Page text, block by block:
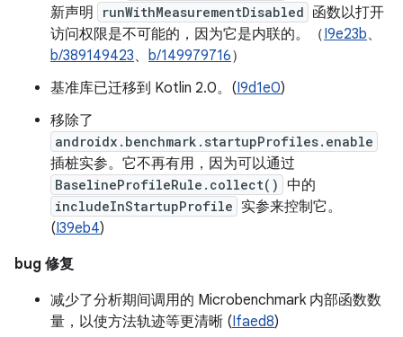
新声明
runWithMeasurementDisabled 函数以打开
访问权限是不可能的，因为它是内联的。（I9e23b、
b/389149423、 b/149979716）
基准库已迁移到 Kotlin 2.0。(I9d1e0)
移除了
androidx.benchmark.startupProfiles.enable
插桩实参。它不再有用，因为可以通过
BaselineProfileRule.collect() 中的
includeInStartupProfile 实参来控制它。
(I39eb4)
bug 修复
减少了分析期间调用的 Microbenchmark 内部函数数
量，以使方法轨迹等更清晰 (Ifaed8)